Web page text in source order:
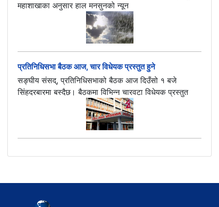
महाशाखाका अनुसार हाल मनसुनको न्यून
प्रतिनिधिसभा बैठक आज, चार विधेयक प्रस्तुत हुने
सङ्घीय संसद्, प्रतिनिधिसभाको बैठक आज दिउँसो १ बजे
सिंहदरबारमा बस्दैछ। बैठकमा विभिन्न चारवटा विधेयक प्रस्तुत